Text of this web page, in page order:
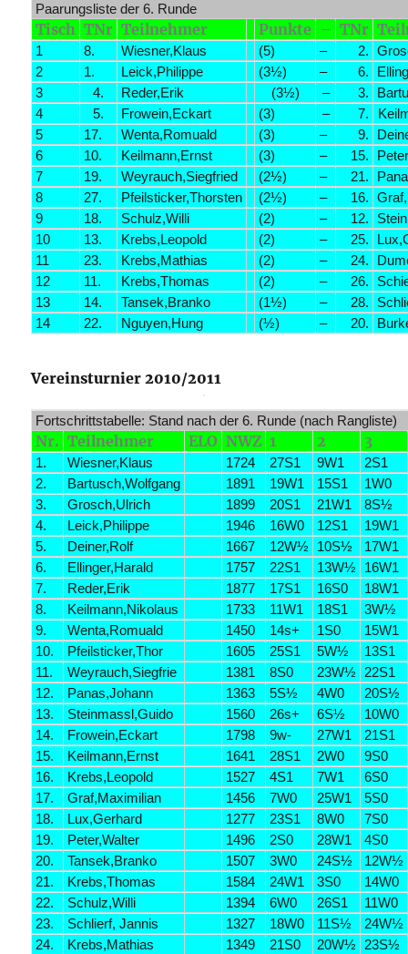
Paarungsliste der 6. Runde
Tisch TNr Teilnehmer Punkte – TNr
1 8. Wiesner,Klaus (5) – 2.
2
1. Leick,Philippe (3½) – 6.
3
4. Reder,Erik (3½) – 3.
4
5. Frowein,Eckart (3) – 7.
5
17. Wenta,Romuald (3) – 9.
6
10. Keilmann,Ernst (3) – 15.
7
19. Weyrauch,Siegfried (2½) – 21.
8
27. Pfeilsticker,Thorsten (2½) – 16.
9
18. Schulz,Willi (2) – 12.
10
13. Krebs,Leopold (2) – 25.
11
23. Krebs,Mathias (2) – 24.
12
11. Krebs,Thomas (2) – 26.
13
14. Tansek,Branko (1½) – 28.
14
22. Nguyen,Hung (½) – 20.
Vereinsturnier 2010/2011
Fortschrittstabelle: Stand nach der 6. Runde (nach Rangliste)
Nr. Teilnehmer ELO NWZ 1 2 3
1. Wiesner,Klaus 1724 27S1 9W1
2S1
2.
Bartusch,Wolfgang 1891 19W1 15S1
1W0
3.
Grosch,Ulrich 1899 20S1 21W1
8S½
4.
Leick,Philippe 1946 16W0 12S1
19W1
5.
Deiner,Rolf 1667 12W½ 10S½
17W1
6.
Ellinger,Harald 1757 22S1 13W½
16W1
7.
Reder,Erik 1877 17S1 16S0
18W1
8.
Keilmann,Nikolaus 1733 11W1 18S1
3W½
9.
Wenta,Romuald 1450 14s+ 1S0
15W1
10.
Pfeilsticker,Thor 1605 25S1 5W½
13S1
11.
Weyrauch,Siegfrie 1381 8S0 23W½
22S1
12.
Panas,Johann 1363 5S½ 4W0
20S½
13.
Steinmassl,Guido 1560 26s+ 6S½
10W0
14.
Frowein,Eckart 1798 9w- 27W1
21S1
15.
Keilmann,Ernst 1641 28S1 2W0
9S0
16.
Krebs,Leopold 1527 4S1 7W1
6S0
17.
Graf,Maximilian 1456 7W0 25W1
5S0
18.
Lux,Gerhard 1277 23S1 8W0
7S0
19.
Peter,Walter 1496 2S0 28W1
4S0
20.
Tansek,Branko 1507 3W0 24S½
12W½
21.
Krebs,Thomas 1584 24W1 3S0
14W0
22.
Schulz,Willi 1394 6W0 26S1
11W0
23.
Schlierf, Jannis 1327 18W0 11S½
24W½
24.
Krebs,Mathias 1349 21S0 20W½
23S½